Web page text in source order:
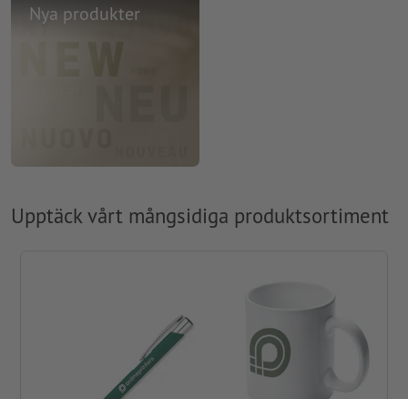
Nya produkter
Upptäck vårt mångsidiga produktsortiment